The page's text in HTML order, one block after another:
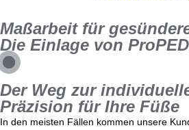
Maßarbeit für
Die Einlage von
Der Weg zur
Präzision für Ihre Füße
In den meisten Fällen kommen unsere